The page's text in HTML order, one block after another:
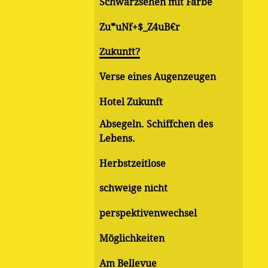
Zu*uNf+$_Z4uB€r
Zukunft?
Verse eines Augenzeugen
Hotel Zukunft
Absegeln. Schiffchen des
Lebens.
Herbstzeitlose
schweige nicht
perspektivenwechsel
Möglichkeiten
Am Bellevue